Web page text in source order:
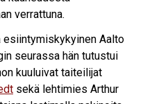
verrattuna.
Aalto
seurassa hän tutustui
kuuluivat taiteilijat
sekä lehtimies Arthur